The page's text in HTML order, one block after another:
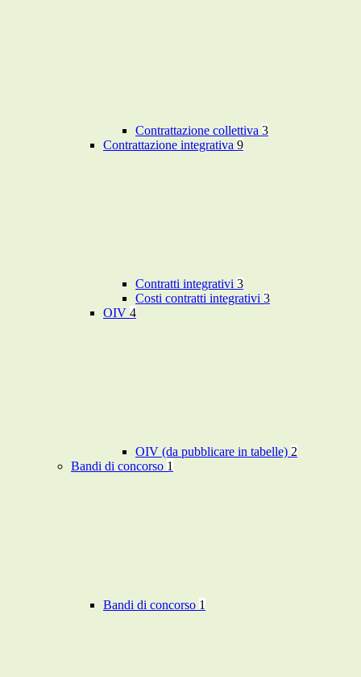
Contrattazione collettiva 3
Contrattazione integrativa 9
Contratti integrativi 3
Costi contratti integrativi 3
OIV 4
OIV (da pubblicare in tabelle) 2
Bandi di concorso 1
Bandi di concorso 1